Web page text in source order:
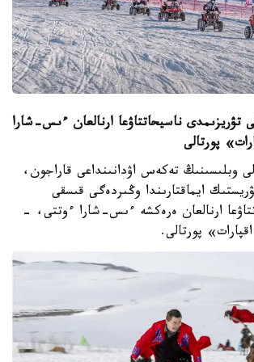
تۋريزىمدى ناسيحاتتاۋعا ارنالعان ءىس-شارا
پورتالى
وبلىسىنىڭ تەكەس اۋدانىنداعى قاراجون،
ايماقتارىندا وڭىردەگى قىسقى
ارنالعان ەرەكشە ءىس-شارا ءوتتى، -
پورتالى.